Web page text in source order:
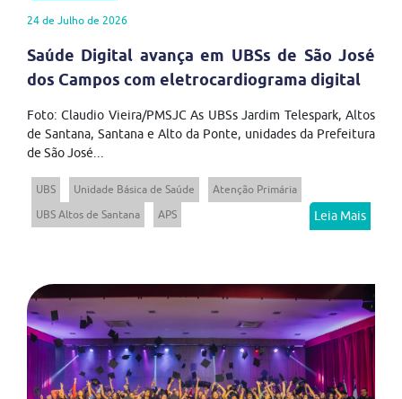
24 de Julho de 2026
Saúde Digital avança em UBSs de São José
dos Campos com eletrocardiograma digital
Foto: Claudio Vieira/PMSJC As UBSs Jardim Telespark, Altos
de Santana, Santana e Alto da Ponte, unidades da Prefeitura
de São José...
UBS Unidade Básica de Saúde
Atenção Primária
UBS Altos de Santana
APS Leia Mais